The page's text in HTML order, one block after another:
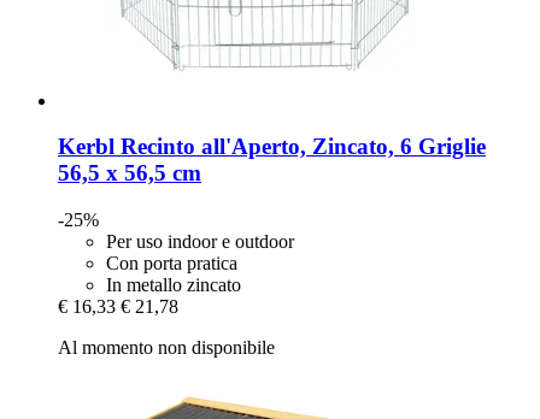
Kerbl Recinto all'Aperto, Zincato, 6 Griglie
56,5 x 56,5 cm
-25%
Per uso indoor e outdoor
Con porta pratica
In metallo zincato
€ 16,33 € 21,78
Al momento non disponibile